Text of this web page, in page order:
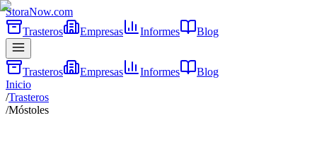
StoraNow.com
Trasteros
Empresas Informes Blog
Trasteros Empresas Informes
Blog
Inicio
/Trasteros
/Móstoles